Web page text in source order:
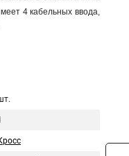
4 кабельных ввода,